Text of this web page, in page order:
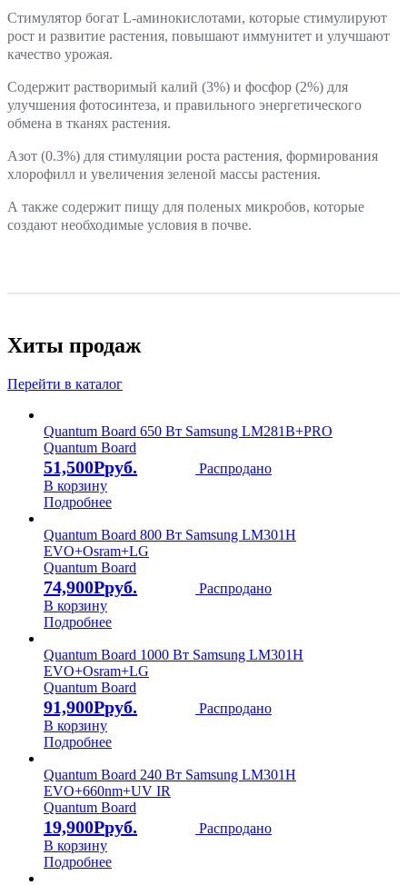
Стимулятор богат L-аминокислотами, которые стимулируют
рост и развитие растения, повышают иммунитет и улучшают
качество урожая.
Содержит растворимый калий (3%) и фосфор (2%) для
улучшения фотосинтеза, и правильного энергетического
обмена в тканях растения.
Азот (0.3%) для стимуляции роста растения, формирования
хлорофилл и увеличения зеленой массы растения.
А также содержит пищу для поленых микробов, которые
создают необходимые условия в почве.
Хиты продаж
Перейти в каталог
Quantum Board 650 Вт Samsung LM281B+PRO
Quantum Board
51,500Р
Распродано
В корзину
Подробнее
Quantum Board 800 Вт Samsung LM301H
EVO+Osram+LG
Quantum Board
74,900Р
Распродано
В корзину
Подробнее
Quantum Board 1000 Вт Samsung LM301H
EVO+Osram+LG
Quantum Board
91,900Р
Распродано
В корзину
Подробнее
Quantum Board 240 Вт Samsung LM301H
EVO+660nm+UV IR
Quantum Board
19,900Р
Распродано
В корзину
Подробнее